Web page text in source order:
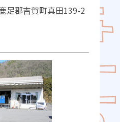
足郡吉賀町真田139-2